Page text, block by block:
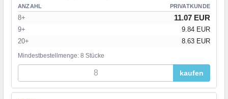
ANZAHL PRIVATKUNDE
8+ 11.07 EUR
9+
9.84 EUR
20+
8.63 EUR
Mindestbestellmenge: 8 Stücke
kaufen